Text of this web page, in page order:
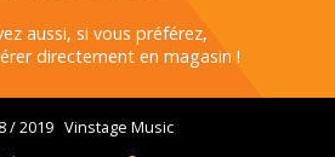
aussi, si vous préférez,
directement en magasin !
/ 2019 Vinstage Music